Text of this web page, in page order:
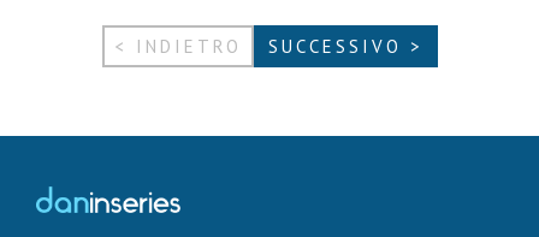
< INDIETRO SUCCESSIVO >